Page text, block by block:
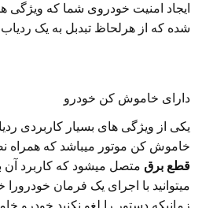
ایجاد امنیت خودروی شما که ویژگی
شده که از هرلحاظ تبدبل به یک
دارای خاموش کن خودرو
یکی از ویژگی های بسیار کاربردی
خاموش کن موتور میباشد که همراه
قطع برق متصل میشود که کاربرد
میتوانید با اجرای یک فرمان
زمانیکه دستور را لغو نکنید خودرو